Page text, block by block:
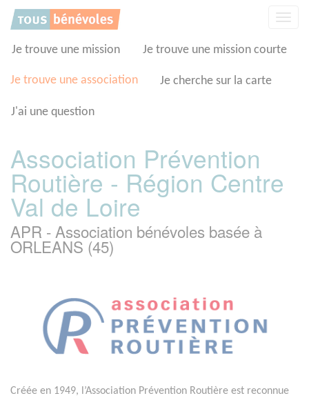
Je trouve une mission Je trouve une mission courte
Je trouve une association Je cherche sur la carte
J'ai une question
Association Prévention
Routière - Région Centre
Val de Loire
APR - Association bénévoles basée à
ORLEANS (45)
Créée en 1949, l’Association Prévention Routière est reconnue
Panneau de gestion des cookies